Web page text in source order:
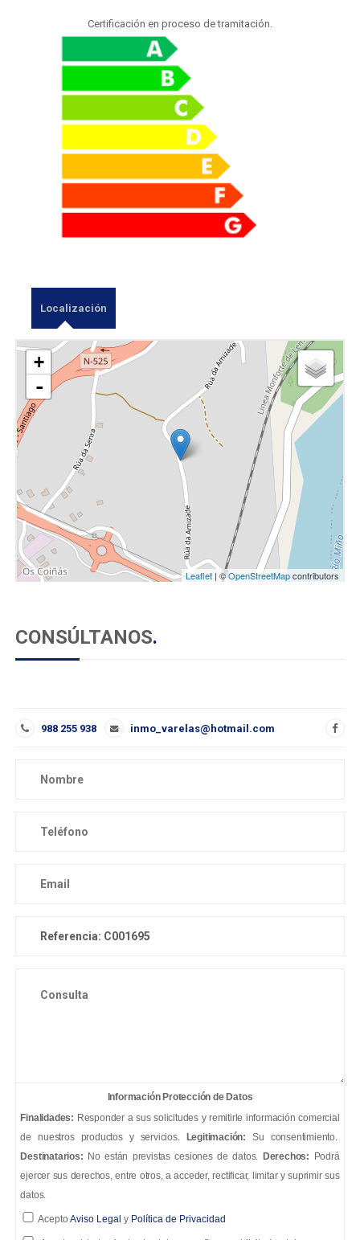
Certificación en proceso de tramitación.
Localización
+
-
Leaflet| ©OpenStreetMapcontributors
CONSÚLTANOS.
988 255 938 inmo_varelas@hotmail.com
Información Protección de Datos
Finalidades: Responder a sus solicitudes y remitirle información comercial
de nuestros productos y servicios.
Legitimación: Su consentimiento.
Destinatarios: No están previstas cesiones de datos. Derechos: Podrá
ejercer sus derechos, entre otros, a acceder, rectificar, limitar y suprimir sus
datos.
AceptoAviso Legal y Política de Privacidad